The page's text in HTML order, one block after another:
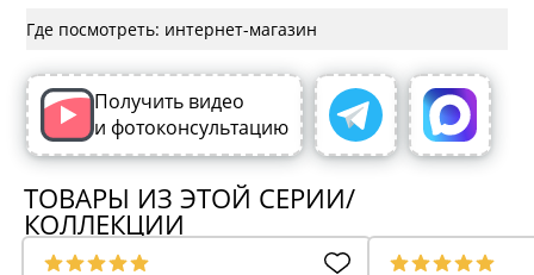
Где посмотреть: интернет-магазин
Получить видео
и фотоконсультацию
ТОВАРЫ ИЗ ЭТОЙ СЕРИИ/
КОЛЛЕКЦИИ